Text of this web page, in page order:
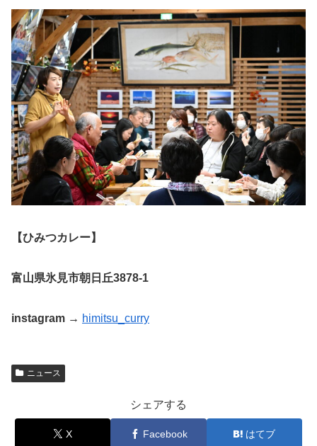
【ひみつカレー】
富山県氷見市朝日丘3878-1
instagram → himitsu_curry
ニュース
シェアする
X Facebook はてブ